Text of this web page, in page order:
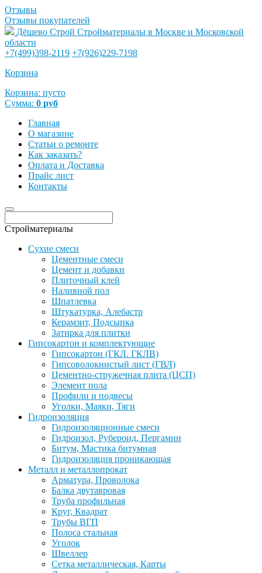
Отзывы
Отзывы покупателей
Дёшево Строй Стройматериалы в Москве и Московской
области
+7(499)398-2119 +7(926)229-7198
Корзина
Корзина: пусто
Сумма: 0 руб
Главная
О магазине
Статьи о ремонте
Как заказать?
Оплата и Доставка
Прайс лист
Контакты
Стройматериалы
Сухие смеси
Цементные смеси
Цемент и добавки
Плиточный клей
Наливной пол
Шпатлевка
Штукатурка, Алебастр
Керамзит, Подсыпка
Затирка для плитки
Гипсокартон и комплектующие
Гипсокартон (ГКЛ. ГКЛВ)
Гипсоволокнистый лист (ГВЛ)
Цементно-стружечная плита (ЦСП)
Элемент пола
Профили и подвесы
Уголки, Маяки, Тяги
Гидроизоляция
Гидроизоляционные смеси
Гидроизол, Рубероид, Пергамин
Битум, Мастика битумная
Гидроизоляция проникающая
Металл и металлопрокат
Арматура, Проволока
Балка двутавровая
Труба профильная
Круг, Квадрат
Трубы ВГП
Полоса стальная
Уголок
Швеллер
Сетка металлическая, Карты